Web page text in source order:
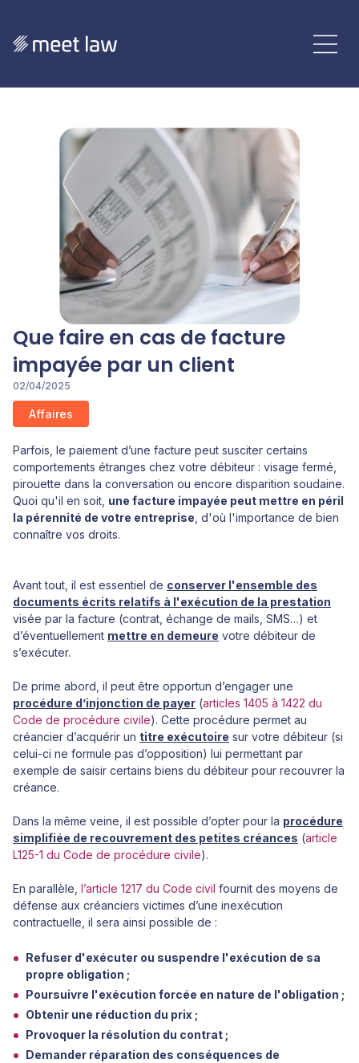
Que faire en cas de facture
impayée par un client
02/04/2025
Affaires
Parfois, le paiement d’une facture peut susciter certains
comportements étranges chez votre débiteur : visage fermé,
pirouette dans la conversation ou encore disparition soudaine.
Quoi qu'il en soit, une facture impayée peut mettre en péril
la pérennité de votre entreprise , d'où l'importance de bien
connaître vos droits.
Avant tout, il est essentiel de conserver l'ensemble des
documents écrits relatifs à l'exécution de la prestation
visée par la facture (contrat, échange de mails, SMS…) et
d’éventuellement mettre en demeure votre débiteur de
s’exécuter.
De prime abord, il peut être opportun d’engager une
procédure d’injonction de payer (articles 1405 à 1422 du
Code de procédure civile). Cette procédure permet au
créancier d’acquérir un titre exécutoire sur votre débiteur (si
celui-ci ne formule pas d’opposition) lui permettant par
exemple de saisir certains biens du débiteur pour recouvrer la
créance.
Dans la même veine, il est possible d’opter pour la procédure
simplifiée de recouvrement des petites créances (article
L125-1 du Code de procédure civile).
En parallèle, l’article 1217 du Code civil fournit des moyens de
défense aux créanciers victimes d’une inexécution
contractuelle, il sera ainsi possible de :
Refuser d'exécuter ou suspendre l'exécution de sa
propre obligation ;
Poursuivre l'exécution forcée en nature de l'obligation ;
Obtenir une réduction du prix ;
Provoquer la résolution du contrat ;
Demander réparation des conséquences de